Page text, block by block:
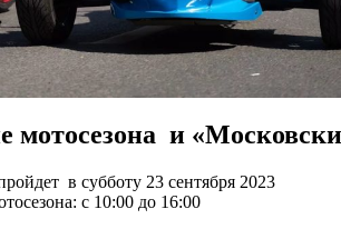
мотосезона и
в субботу 23 сентября 2023
с 10:00 до 16:00